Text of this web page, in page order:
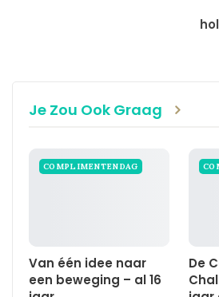
Je Zou Ook Graag
COMPLIMENTENDAG
Van één idee naar
een beweging – al 16
De